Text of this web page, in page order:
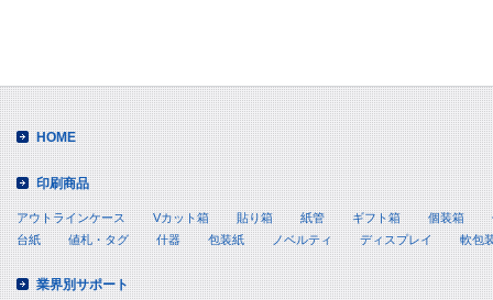
HOME
印刷商品
アウトラインケース Vカット箱 貼り箱 紙管 ギフト箱 個装箱
台紙
値札・タグ 什器 包装紙 ノベルティ ディスプレイ 軟包
業界別サポート